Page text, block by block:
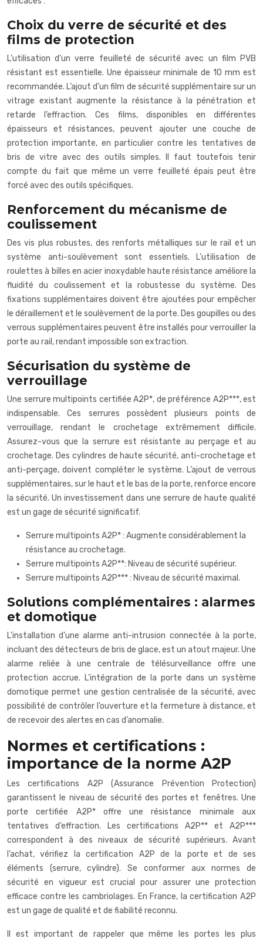
Choix du verre de sécurité et des
films de protection
L’utilisation d’un verre feuilleté de sécurité avec un film PVB
résistant est essentielle. Une épaisseur minimale de 10 mm est
recommandée. L’ajout d’un film de sécurité supplémentaire sur un
vitrage existant augmente la résistance à la pénétration et
retarde l’effraction. Ces films, disponibles en différentes
épaisseurs et résistances, peuvent ajouter une couche de
protection importante, en particulier contre les tentatives de
bris de vitre avec des outils simples. Il faut toutefois tenir
compte du fait que même un verre feuilleté épais peut être
forcé avec des outils spécifiques.
Renforcement du mécanisme de
coulissement
Des vis plus robustes, des renforts métalliques sur le rail et un
système anti-soulèvement sont essentiels. L’utilisation de
roulettes à billes en acier inoxydable haute résistance améliore la
fluidité du coulissement et la robustesse du système. Des
fixations supplémentaires doivent être ajoutées pour empêcher
le déraillement et le soulèvement de la porte. Des goupilles ou des
verrous supplémentaires peuvent être installés pour verrouiller la
porte au rail, rendant impossible son extraction.
Sécurisation du système de
verrouillage
Une serrure multipoints certifiée A2P*, de préférence A2P***, est
indispensable. Ces serrures possèdent plusieurs points de
verrouillage, rendant le crochetage extrêmement difficile.
Assurez-vous que la serrure est résistante au perçage et au
crochetage. Des cylindres de haute sécurité, anti-crochetage et
anti-perçage, doivent compléter le système. L’ajout de verrous
supplémentaires, sur le haut et le bas de la porte, renforce encore
la sécurité. Un investissement dans une serrure de haute qualité
est un gage de sécurité significatif.
Serrure multipoints A2P* : Augmente considérablement la
résistance au crochetage.
Serrure multipoints A2P**: Niveau de sécurité supérieur.
Serrure multipoints A2P*** : Niveau de sécurité maximal.
Solutions complémentaires : alarmes
et domotique
L’installation d’une alarme anti-intrusion connectée à la porte,
incluant des détecteurs de bris de glace, est un atout majeur. Une
alarme reliée à une centrale de télésurveillance offre une
protection accrue. L’intégration de la porte dans un système
domotique permet une gestion centralisée de la sécurité, avec
possibilité de contrôler l’ouverture et la fermeture à distance, et
de recevoir des alertes en cas d’anomalie.
Normes et certifications :
importance de la norme A2P
Les certifications A2P (Assurance Prévention Protection)
garantissent le niveau de sécurité des portes et fenêtres. Une
porte certifiée A2P* offre une résistance minimale aux
tentatives d’effraction. Les certifications A2P** et A2P***
correspondent à des niveaux de sécurité supérieurs. Avant
l’achat, vérifiez la certification A2P de la porte et de ses
éléments (serrure, cylindre). Se conformer aux normes de
sécurité en vigueur est crucial pour assurer une protection
efficace contre les cambriolages. En France, la certification A2P
est un gage de qualité et de fiabilité reconnu.
Il est important de rappeler que même les portes les plus